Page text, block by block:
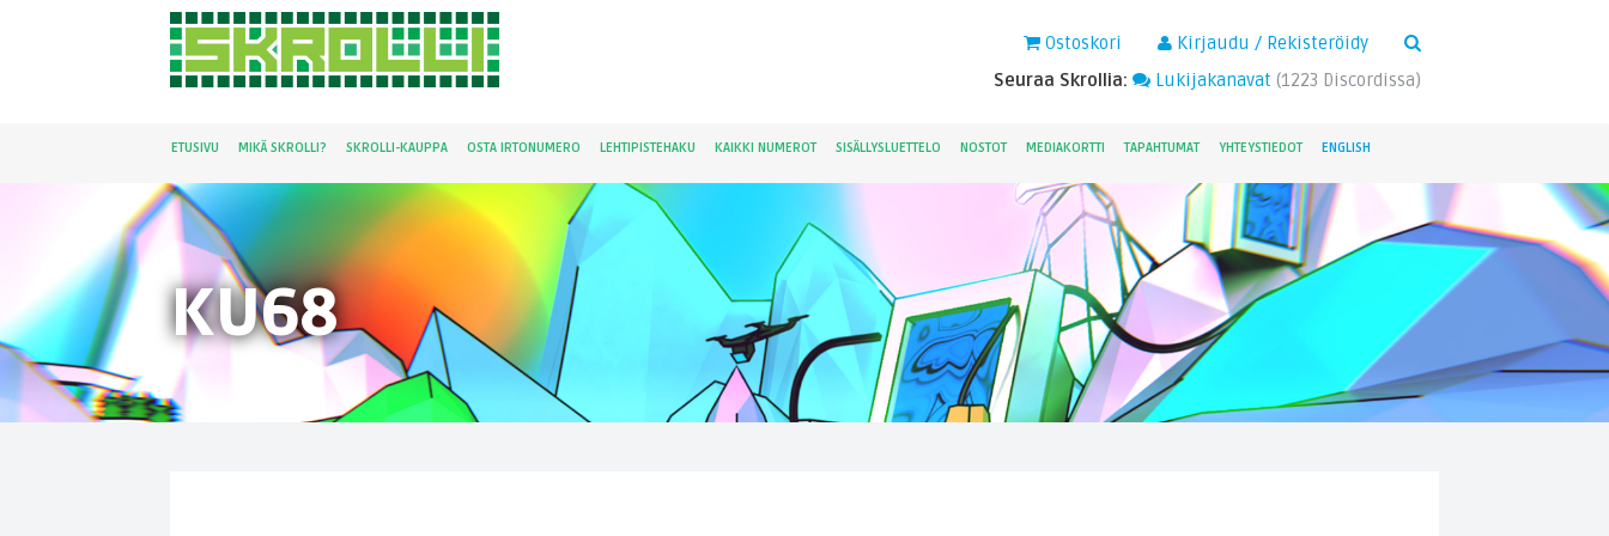
Kirjaudu / Rekisteröidy
Ostoskori
Seuraa Skrollia:
Lukijakanavat (1223 Discordissa)
ETUSIVU MIKÄ SKROLLI? SKROLLI-KAUPPA OSTA IRTONUMERO LEHTIPISTEHAKU KAIKKI NUMEROT SISÄLLYSLUETTELO NOSTOT MEDIAKORTTI TAPAHTUMAT YHTEYSTIEDOT ENGLISH
KU68